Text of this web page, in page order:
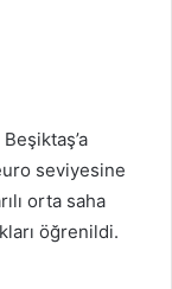
seviyesine
orta saha
öğrenildi.